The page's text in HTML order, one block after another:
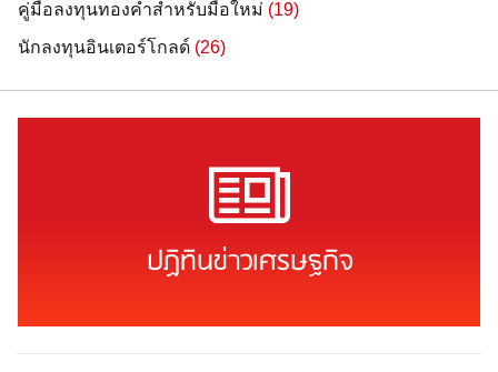
คู่มือลงทุนทองคำสำหรับมือใหม่ (19)
นักลงทุนอินเตอร์โกลด์ (26)
ปฏิทินข่าวเศรษฐกิจ